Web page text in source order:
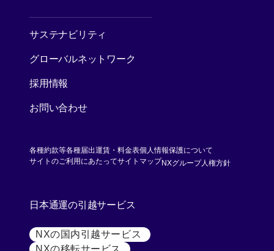
サステナビリティ
グローバルネットワーク
採用情報
お問い合わせ
各種約款等各種届出運賃・料金表個人情報保護について
サイトのご利用にあたってサイトマップNXグループ人権方針
日本通運の引越サービス
NXの国内引越サービス [別ウィンドウで開く]
NXの移転サービス